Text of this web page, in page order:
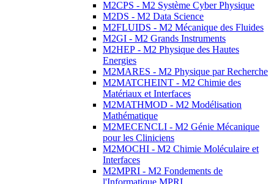
M2CPS - M2 Système Cyber Physique
M2DS - M2 Data Science
M2FLUIDS - M2 Mécanique des Fluides
M2GI - M2 Grands Instruments
M2HEP - M2 Physique des Hautes
Energies
M2MARES - M2 Physique par Recherche
M2MATCHEINT - M2 Chimie des
Matériaux et Interfaces
M2MATHMOD - M2 Modélisation
Mathématique
M2MECENCLI - M2 Génie Mécanique
pour les Cliniciens
M2MOCHI - M2 Chimie Moléculaire et
Interfaces
M2MPRI - M2 Fondements de
l'Informatique MPRI